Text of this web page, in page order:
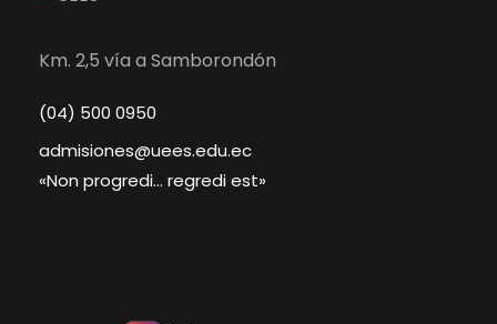
Km. 2,5 vía a Samborondón
(04) 500 0950
admisiones@uees.edu.ec
«Non progredi… regredi est»